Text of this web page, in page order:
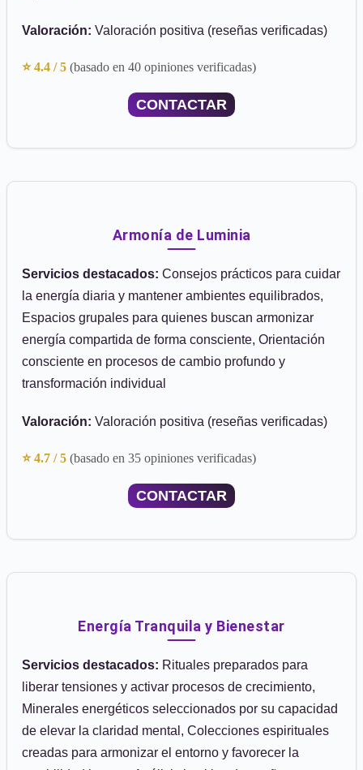
Valoración: Valoración positiva (reseñas verificadas)
⭐ 4.4 / 5 (basado en 40 opiniones verificadas)
CONTACTAR
Armonía de Luminia
Servicios destacados: Consejos prácticos para cuidar
la energía diaria y mantener ambientes equilibrados,
Espacios grupales para quienes buscan armonizar
energía compartida de forma consciente, Orientación
consciente en procesos de cambio profundo y
transformación individual
Valoración: Valoración positiva (reseñas verificadas)
⭐ 4.7 / 5 (basado en 35 opiniones verificadas)
CONTACTAR
Energía Tranquila y Bienestar
Servicios destacados: Rituales preparados para
liberar tensiones y activar procesos de crecimiento,
Minerales energéticos seleccionados por su capacidad
de elevar la claridad mental, Colecciones espirituales
creadas para armonizar el entorno y favorecer la